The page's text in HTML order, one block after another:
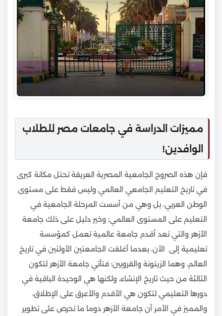
مميزات الدراسة في جامعات مصر للطلاب
الوافدين!
فإن هذه الصروح الجامعية المصرية العريقة تحتل مكانة كبرى
في تاريخ التعليم الجامعي العالمي وليس فقط على مستوى
الوطن العربي، بل وهي من أسست المرحلة الجامعية في
التعليم على المستوى العالمي؛ وخير دليل على ذلك جامعة
الأزهر والتي تعد أقدم جامعة عالمية تعمل كمؤسسة
تعليمية إلى الأن، بعدما أغلقت الجامعتين الأولتين في تاريخ
العالم، وهما الزيتونة والقرويين؛ فتأتي جامعة الأزهر لتكون
الثالثة من حيث تاريخ الإنشاء، ولكنها هي الوحيدة الباقية في
دورها التعليمي لتكون هي الأقدم والأعرق على الإطلاق،
والمميز في الأمر أن جامعة الأزهر دوما ما تحرص على تطوير